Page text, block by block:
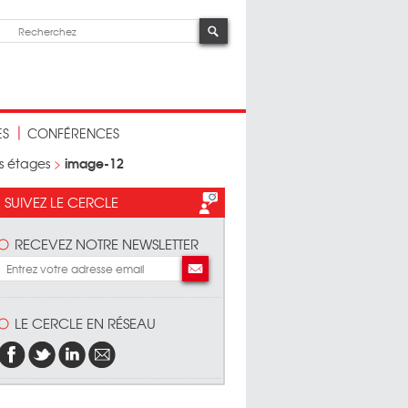
CONFÉRENCES
étages > image-12
SUIVEZ LE CERCLE
RECEVEZ NOTRE NEWSLETTER
LE CERCLE EN RÉSEAU